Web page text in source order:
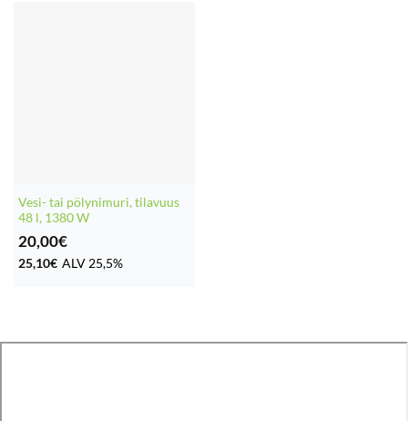
Vesi- tai pölynimuri, tilavuus
48 l, 1380 W
20,00€
25,10€ ALV 25,5%